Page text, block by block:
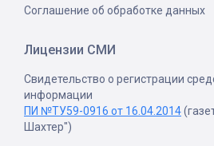
Соглашение об обработке данных
Лицензии СМИ
Свидетельство о регистрации
информации
ПИ №ТУ59-0916 от 16.04.2014
Шахтер")